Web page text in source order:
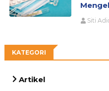
Siti
KATEGORI
Artikel